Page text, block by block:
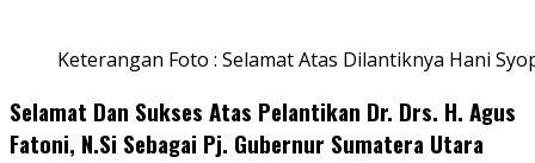
Keterangan Foto : Selamat Atas Dilantiknya Hani
Selamat Dan Sukses Atas Pelantikan Dr. Drs. H. Agus
Fatoni, N.Si Sebagai Pj. Gubernur Sumatera Utara